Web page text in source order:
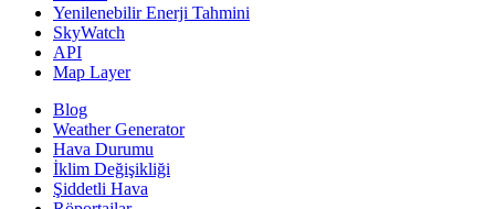
Yenilenebilir Enerji Tahmini
SkyWatch
API
Map Layer
Blog
Weather Generator
Hava Durumu
İklim Değişikliği
Şiddetli Hava